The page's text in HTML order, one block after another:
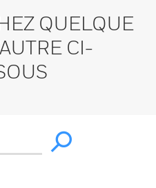
QUELQUE
CI-